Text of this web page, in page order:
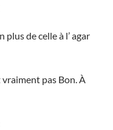
de celle à l’ agar
vraiment pas Bon. À